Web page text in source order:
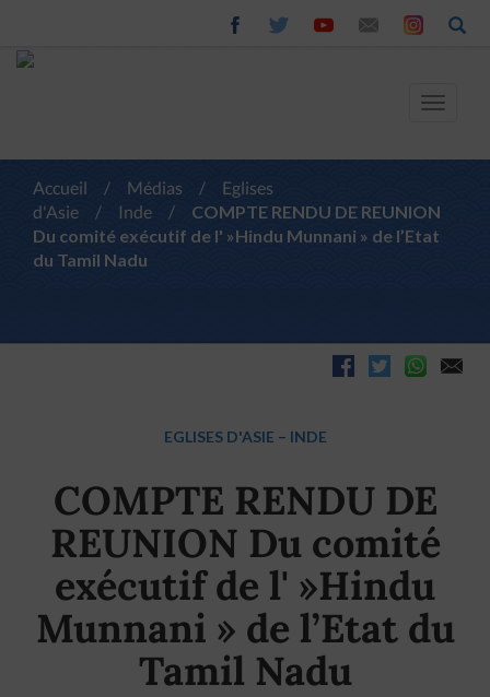
Toggle
Accueil / Médias /
Eglises
d'Asie
/ Inde /
COMPTE RENDU DE REUNION
Du comité exécutif de l' »Hindu Munnani » de l’Etat
du Tamil Nadu
EGLISES D'ASIE – INDE
COMPTE RENDU DE
REUNION Du comité
exécutif de l' »Hindu
Munnani » de l’Etat du
Tamil Nadu